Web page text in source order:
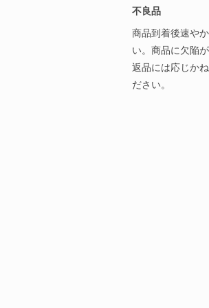
不良品
商品到着後速や
い。商品に欠陥
返品には応じか
ださい。